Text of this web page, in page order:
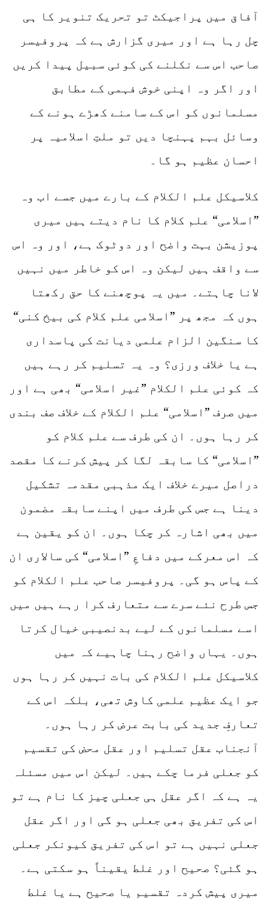
آفاق میں پراجیکٹ تو تحریک تنویر کا ہی
چل رہا ہے اور میری گزارش ہے کہ پروفیسر
صاحب اس سے نکلنے کی کوئی سبیل پیدا کریں
اور اگر وہ اپنی خوش فہمی کے مطابق
مسلمانوں کو اس کے سامنے کھڑے ہونے کے
وسائل بہم پہنچا دیں تو ملتِ اسلامیہ پر
احسان عظیم ہو گا۔
کلاسیکل علم الکلام کے بارے میں جسے اب وہ
”اسلامی“ علم کلام کا نام دیتے ہیں میری
پوزیشن بہت واضح اور دوٹوک ہے، اور وہ اس
سے واقف ہیں لیکن وہ اس کو خاطر میں نہیں
لانا چاہتے۔ میں یہ پوچھنے کا حق رکھتا
ہوں کہ مجھ پر ”اسلامی علم کلام کی بیخ کنی“
کا سنگین الزام علمی دیانت کی پاسداری
ہے یا خلاف ورزی؟ وہ یہ تسلیم کر رہے ہیں
کہ کوئی علم الکلام ”غیر اسلامی“ بھی ہے اور
میں صرف ”اسلامی“ علم الکلام کے خلاف صف بندی
کر رہا ہوں۔ ان کی طرف سے علم کلام کو
”اسلامی“ کا سابقہ لگا کر پیش کرنے کا مقصد
دراصل میرے خلاف ایک مذہبی مقدمہ تشکیل
دینا ہے جس کی طرف میں اپنے سابقہ مضمون
میں بھی اشارہ کر چکا ہوں۔ ان کو یقین ہے
کہ اس معرکے میں دفاعِ ”اسلامی“ کی سالاری ان
کے پاس ہو گی۔ پروفیسر صاحب علم الکلام کو
جس طرح نئے سرے سے متعارف کرا رہے ہیں میں
اسے مسلمانوں کے لیے بدنصیبی خیال کرتا
ہوں۔ یہاں واضح رہنا چاہیے کہ میں
کلاسیکل علم الکلام کی بات نہیں کر رہا ہوں
جو ایک عظیم علمی کاوش تھی، بلکہ اس کے
تعارفِ جدید کی بابت عرض کر رہا ہوں۔
آنجناب عقل تسلیم اور عقل محض کی تقسیم
کو جعلی فرما چکے ہیں۔ لیکن اس میں مسئلہ
یہ ہے کہ اگر عقل ہی جعلی چیز کا نام ہے تو
اس کی تفریق بھی جعلی ہو گی اور اگر عقل
جعلی نہیں ہے تو اس کی تفریق کیونکر جعلی
ہو گئی؟ صحیح اور غلط یقیناً ہو سکتی ہے۔
میری پیش کردہ تقسیم یا صحیح ہے یا غلط